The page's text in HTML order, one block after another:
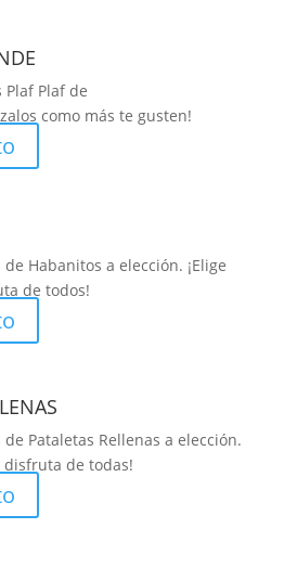
Plaf de
como más te gusten!
Habanitos a elección. ¡Elige
de todos!
Pataletas Rellenas a elección.
disfruta de todas!